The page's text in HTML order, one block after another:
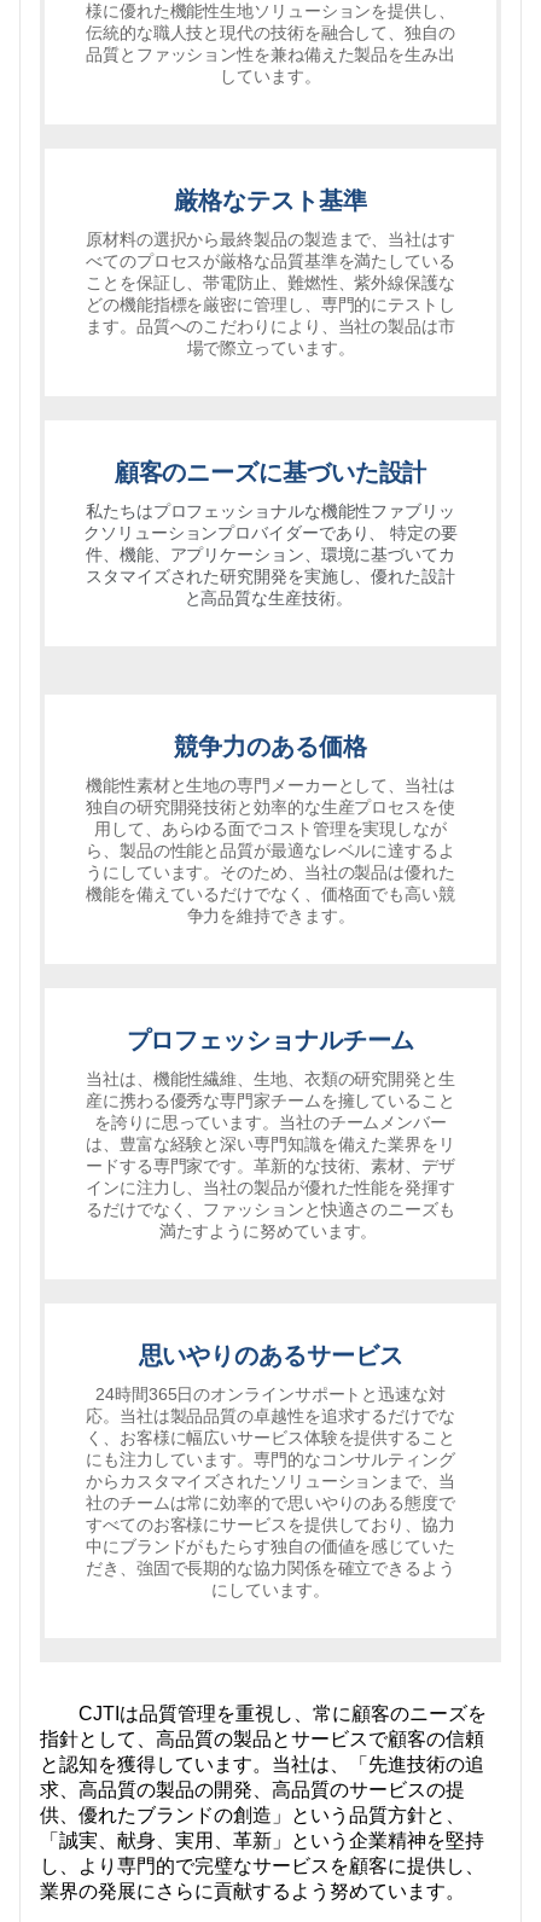
様に優れた機能性生地ソリューションを提供し、
伝統的な職人技と現代の技術を融合して、独自の
品質とファッション性を兼ね備えた製品を生み出
しています。
厳格なテスト基準
原材料の選択から最終製品の製造まで、当社はす
べてのプロセスが厳格な品質基準を満たしている
ことを保証し、帯電防止、難燃性、紫外線保護な
どの機能指標を厳密に管理し、専門的にテストし
ます。品質へのこだわりにより、当社の製品は市
場で際立っています。
顧客のニーズに基づいた設計
私たちはプロフェッショナルな機能性ファブリッ
クソリューションプロバイダーであり、特定の要
件、機能、アプリケーション、環境に基づいてカ
スタマイズされた研究開発を実施し、優れた設計
と高品質な生産技術。
競争力のある価格
機能性素材と生地の専門メーカーとして、当社は
独自の研究開発技術と効率的な生産プロセスを使
用して、あらゆる面でコスト管理を実現しなが
ら、製品の性能と品質が最適なレベルに達するよ
うにしています。そのため、当社の製品は優れた
機能を備えているだけでなく、価格面でも高い競
争力を維持できます。
プロフェッショナルチーム
当社は、機能性繊維、生地、衣類の研究開発と生
産に携わる優秀な専門家チームを擁していること
を誇りに思っています。当社のチームメンバー
は、豊富な経験と深い専門知識を備えた業界をリ
ードする専門家です。革新的な技術、素材、デザ
インに注力し、当社の製品が優れた性能を発揮す
るだけでなく、ファッションと快適さのニーズも
満たすように努めています。
思いやりのあるサービス
24時間365日のオンラインサポートと迅速な対
応。当社は製品品質の卓越性を追求するだけでな
く、お客様に幅広いサービス体験を提供すること
にも注力しています。専門的なコンサルティング
からカスタマイズされたソリューションまで、当
社のチームは常に効率的で思いやりのある態度で
すべてのお客様にサービスを提供しており、協力
中にブランドがもたらす独自の価値を感じていた
だき、強固で長期的な協力関係を確立できるよう
にしています。
CJTIは品質管理を重視し、常に顧客のニーズを
指針として、高品質の製品とサービスで顧客の信頼
と認知を獲得しています。当社は、「先進技術の追
求、高品質の製品の開発、高品質のサービスの提
供、優れたブランドの創造」という品質方針と、
「誠実、献身、実用、革新」という企業精神を堅持
し、より専門的で完璧なサービスを顧客に提供し、
業界の発展にさらに貢献するよう努めています。